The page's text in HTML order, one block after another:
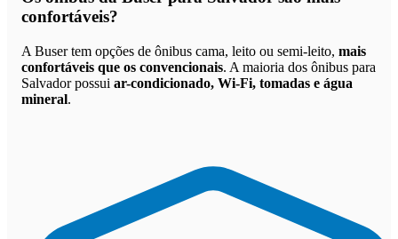
confortáveis?
A Buser tem opções de ônibus cama, leito ou semi-leito, mais
confortáveis que os convencionais. A maioria dos ônibus para
Salvador possui ar-condicionado, Wi-Fi, tomadas e água
mineral.